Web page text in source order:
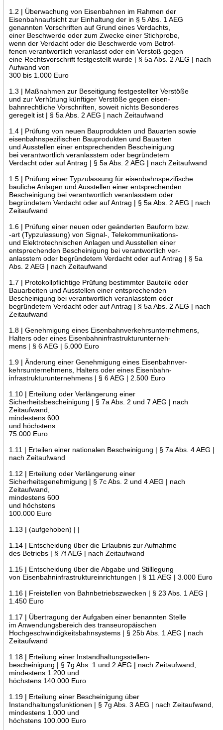
1.2 | Überwachung von Eisenbahnen im Rahmen der
Eisenbahnaufsicht zur Einhaltung der in § 5 Abs. 1 AEG
genannten Vorschriften auf Grund eines Verdachts,
einer Beschwerde oder zum Zwecke einer Stichprobe,
wenn der Verdacht oder die Beschwerde vom Betrof-
fenen verantwortlich veranlasst oder ein Verstoß gegen
eine Rechtsvorschrift festgestellt wurde | § 5a Abs. 2 AEG | nach
Aufwand von
300 bis 1.000 Euro
1.3 | Maßnahmen zur Beseitigung festgestellter Verstöße
und zur Verhütung künftiger Verstöße gegen eisen-
bahnrechtliche Vorschriften, soweit nichts Besonderes
geregelt ist | § 5a Abs. 2 AEG | nach Zeitaufwand
1.4 | Prüfung von neuen Bauprodukten und Bauarten sowie
eisenbahnspezifischen Bauprodukten und Bauarten
und Ausstellen einer entsprechenden Bescheinigung
bei verantwortlich veranlasstem oder begründetem
Verdacht oder auf Antrag | § 5a Abs. 2 AEG | nach Zeitaufwand
1.5 | Prüfung einer Typzulassung für eisenbahnspezifische
bauliche Anlagen und Ausstellen einer entsprechenden
Bescheinigung bei verantwortlich veranlasstem oder
begründetem Verdacht oder auf Antrag | § 5a Abs. 2 AEG | nach
Zeitaufwand
1.6 | Prüfung einer neuen oder geänderten Bauform bzw.
-art (Typzulassung) von Signal-, Telekommunikations-
und Elektrotechnischen Anlagen und Ausstellen einer
entsprechenden Bescheinigung bei verantwortlich ver-
anlasstem oder begründetem Verdacht oder auf Antrag | § 5a
Abs. 2 AEG | nach Zeitaufwand
1.7 | Protokollpflichtige Prüfung bestimmter Bauteile oder
Bauarbeiten und Ausstellen einer entsprechenden
Bescheinigung bei verantwortlich veranlasstem oder
begründetem Verdacht oder auf Antrag | § 5a Abs. 2 AEG | nach
Zeitaufwand
1.8 | Genehmigung eines Eisenbahnverkehrsunternehmens,
Halters oder eines Eisenbahninfrastrukturunterneh-
mens | § 6 AEG | 5.000 Euro
1.9 | Änderung einer Genehmigung eines Eisenbahnver-
kehrsunternehmens, Halters oder eines Eisenbahn-
infrastrukturunternehmens | § 6 AEG | 2.500 Euro
1.10 | Erteilung oder Verlängerung einer
Sicherheitsbescheinigung | § 7a Abs. 2 und 7 AEG | nach
Zeitaufwand,
mindestens 600
und höchstens
75.000 Euro
1.11 | Erteilen einer nationalen Bescheinigung | § 7a Abs. 4 AEG |
nach Zeitaufwand
1.12 | Erteilung oder Verlängerung einer
Sicherheitsgenehmigung | § 7c Abs. 2 und 4 AEG | nach
Zeitaufwand,
mindestens 600
und höchstens
100.000 Euro
1.13 | (aufgehoben) | |
1.14 | Entscheidung über die Erlaubnis zur Aufnahme
des Betriebs | § 7f AEG | nach Zeitaufwand
1.15 | Entscheidung über die Abgabe und Stilllegung
von Eisenbahninfrastruktureinrichtungen | § 11 AEG | 3.000 Euro
1.16 | Freistellen von Bahnbetriebszwecken | § 23 Abs. 1 AEG |
1.450 Euro
1.17 | Übertragung der Aufgaben einer benannten Stelle
im Anwendungsbereich des transeuropäischen
Hochgeschwindigkeitsbahnsystems | § 25b Abs. 1 AEG | nach
Zeitaufwand
1.18 | Erteilung einer Instandhaltungsstellen-
bescheinigung | § 7g Abs. 1 und 2 AEG | nach Zeitaufwand,
mindestens 1.200 und
höchstens 140.000 Euro
1.19 | Erteilung einer Bescheinigung über
Instandhaltungsfunktionen | § 7g Abs. 3 AEG | nach Zeitaufwand,
mindestens 1.000 und
höchstens 100.000 Euro